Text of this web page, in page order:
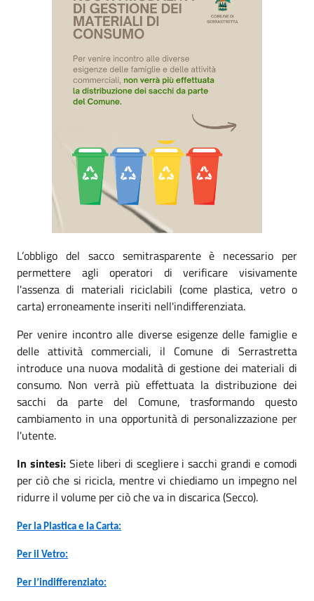
L’obbligo del sacco semitrasparente è necessario per
permettere agli operatori di verificare visivamente
l'assenza di materiali riciclabili (come plastica, vetro o
carta) erroneamente inseriti nell'indifferenziata.
Per venire incontro alle diverse esigenze delle famiglie e
delle attività commerciali, il Comune di Serrastretta
introduce una nuova modalità di gestione dei materiali di
consumo. Non verrà più effettuata la distribuzione dei
sacchi da parte del Comune, trasformando questo
cambiamento in una opportunità di personalizzazione per
l'utente.
In sintesi:Siete liberi di scegliere i sacchi grandi e comodi
per ciò che si ricicla, mentre vi chiediamo un impegno nel
ridurre il volume per ciò che va in discarica (Secco).
Per la Plastica e la Carta:
Per il Vetro:
Per l’indifferenziato: